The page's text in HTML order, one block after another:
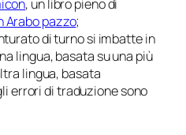
, un libro pieno di
Arabo pazzo;
di turno si imbatte in
lingua, basata su una più
lingua, basata
errori di traduzione sono